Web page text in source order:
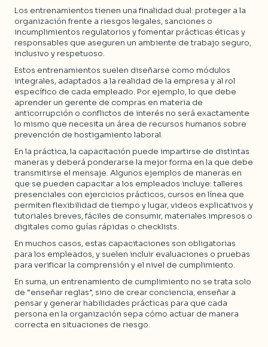
Los entrenamientos tienen una finalidad dual: proteger a la
organización frente a riesgos legales, sanciones o
incumplimientos regulatorios y fomentar prácticas éticas y
responsables que aseguren un ambiente de trabajo seguro,
inclusivo y respetuoso.
Estos entrenamientos suelen diseñarse como módulos
integrales, adaptados a la realidad de la empresa y al rol
específico de cada empleado. Por ejemplo, lo que debe
aprender un gerente de compras en materia de
anticorrupción o conflictos de interés no será exactamente
lo mismo que necesita un área de recursos humanos sobre
prevención de hostigamiento laboral.
En la práctica, la capacitación puede impartirse de distintas
maneras y deberá ponderarse la mejor forma en la que debe
transmitirse el mensaje. Algunos ejemplos de maneras en
que se pueden capacitar a los empleados incluye: talleres
presenciales con ejercicios prácticos, cursos en línea que
permiten flexibilidad de tiempo y lugar, videos explicativos y
tutoriales breves, fáciles de consumir, materiales impresos o
digitales como guías rápidas o checklists.
En muchos casos, estas capacitaciones son obligatorias
para los empleados, y suelen incluir evaluaciones o pruebas
para verificar la comprensión y el nivel de cumplimiento.
En suma, un entrenamiento de cumplimiento no se trata solo
de “enseñar reglas”, sino de crear conciencia, enseñar a
pensar y generar habilidades prácticas para que cada
persona en la organización sepa cómo actuar de manera
correcta en situaciones de riesgo.